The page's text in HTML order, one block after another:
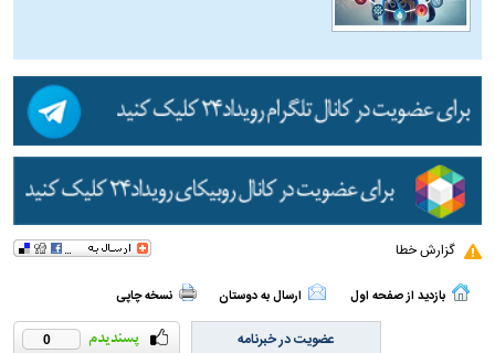
گزارش خطا
بازدید از صفحه اول ارسال به دوستان نسخه چاپی
0 عضویت در خبرنامه